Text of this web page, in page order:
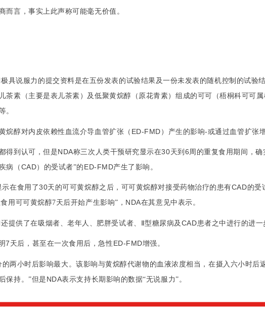
而言，事实上此声称可能毫无价值 。
具说服力的提交资料是在五份发表的试验结果及一份未发表的随机控制的试验
儿茶素 （主要是表儿茶素 ）及低聚黄烷醇 （ 原花青素）组成的可可（梧桐科可可属
。
烷醇对内皮依赖性 血流介导血管扩张 （ ED-FMD ）产生的影响-或通过 血管扩张
得到认可，但是NDA称三次 人类干预研究显示在30天到 6 周的重复食用期间，确
病 （ CAD）的受试者”的 ED-FMD产生了影响。
示在食用了30天的可可黄烷醇之后，可可黄烷醇对接受药物治疗的患有CAD的受
用可可黄烷醇7天后开始产生影响”， NDA在其意见中表示。
提供了在吸烟者、老年人、肥胖受试者、Ⅱ型糖尿病及 CAD患者之中进行的进一
7 天后，甚至在一次食用后，急性 ED-FMD增强。
的两小时后影响最大。该影响与黄烷醇代谢物的 血 液浓度相当，在摄入 六小时后
后保持。”但是 NDA表示支持长期影响的数据“无说服力”。